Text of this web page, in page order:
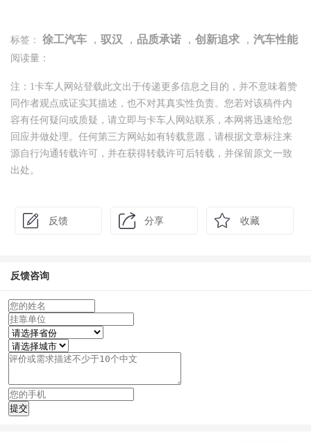
标签： 徐工汽车 ， 驭汉 ， 品质承诺 ， 创新追求 ， 汽车性能
阅读量：
注：1卡车人网站登载此文出于传递更多信息之目的，并不意味着赞
同作者观点或证实其描述，也不对其真实性负责。您若对该稿件内
容有任何疑问或质疑，请立即与卡车人网站联系，本网将迅速给您
回应并做处理。任何第三方网站如有转载意愿，请根据文章标注来
源自行沟通转载许可，并在获得转载许可后转载，并保留原文一致
出处。
反馈 分享 收藏
反馈咨询